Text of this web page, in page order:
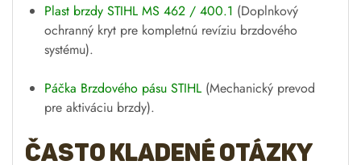
Plast brzdy STIHL MS 462 / 400.1 (Doplnkový
ochranný kryt pre kompletnú revíziu brzdového
systému).
Páčka Brzdového pásu STIHL (Mechanický prevod
pre aktiváciu brzdy).
Často kladené otázky